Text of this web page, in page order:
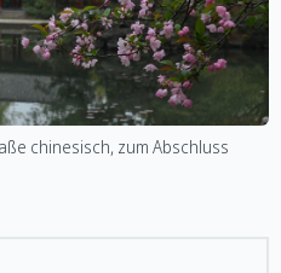
chinesisch, zum Abschluss